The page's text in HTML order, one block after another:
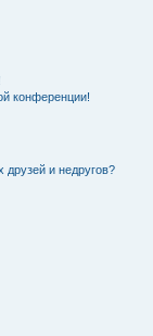
конференции!
друзей и недругов?